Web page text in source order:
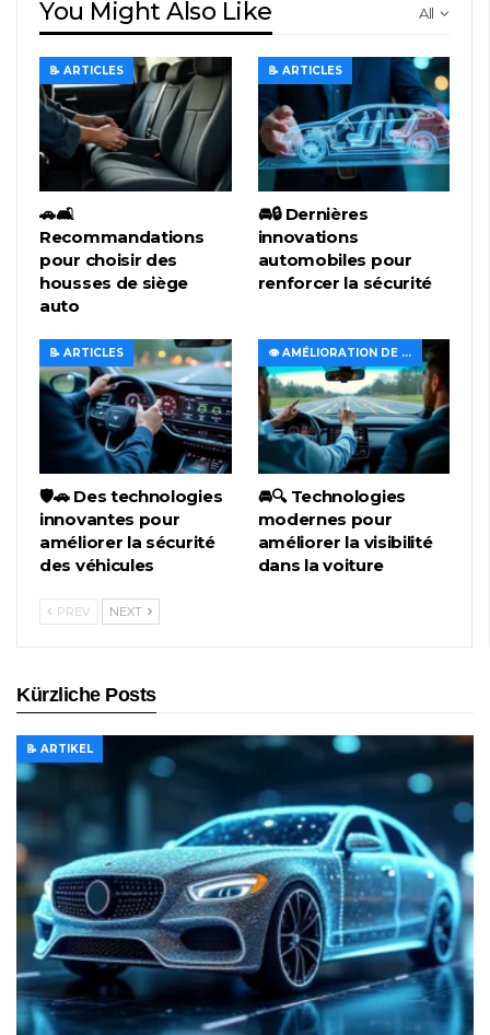
All
You Might Also Like
📝 ARTICLES
🚗🛋️
Recommandations
pour choisir des
housses de siège
auto
📝 ARTICLES
🚘🔒 Dernières
innovations
automobiles pour
renforcer la sécurité
📝 ARTICLES
🛡️🚗 Des technologies
innovantes pour
améliorer la sécurité
des véhicules
👁️ AMÉLIORATION DE LA VISIBILITÉ ET DE L'ÉCLAIRAGE
🚘🔍 Technologies
modernes pour
améliorer la visibilité
dans la voiture
PREV NEXT
Kürzliche Posts
📝 ARTIKEL